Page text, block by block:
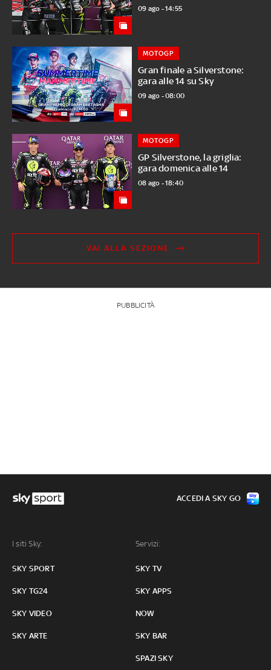
09 ago - 14:55
Gran finale a Silverstone:
gara alle 14 su Sky
MOTOGP
09 ago - 08:00
GP Silverstone, la griglia:
gara domenica alle 14
MOTOGP
08 ago - 18:40
VAI ALLA SEZIONE
PUBBLICITÀ
I siti Sky:
SKY SPORT
SKY TG24
SKY VIDEO
SKY ARTE
Servizi:
SKY TV
SKY APPS
NOW
SKY BAR
SPAZI SKY
ACCEDI A SKY GO